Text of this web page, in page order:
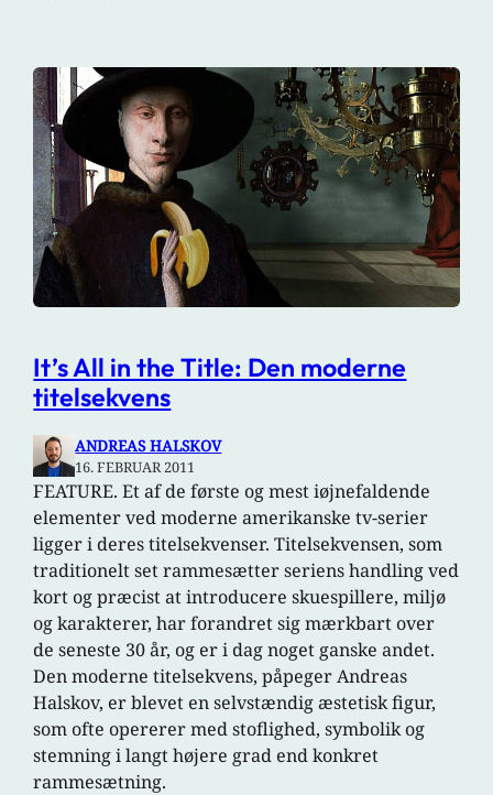
It’s All in the Title: Den moderne
titelsekvens
ANDREAS HALSKOV
16. FEBRUAR 2011
FEATURE. Et af de første og mest iøjnefaldende
elementer ved moderne amerikanske tv-serier
ligger i deres titelsekvenser. Titelsekvensen, som
traditionelt set rammesætter seriens handling ved
kort og præcist at introducere skuespillere, miljø
og karakterer, har forandret sig mærkbart over
de seneste 30 år, og er i dag noget ganske andet.
Den moderne titelsekvens, påpeger Andreas
Halskov, er blevet en selvstændig æstetisk figur,
som ofte opererer med stoflighed, symbolik og
stemning i langt højere grad end konkret
rammesætning.